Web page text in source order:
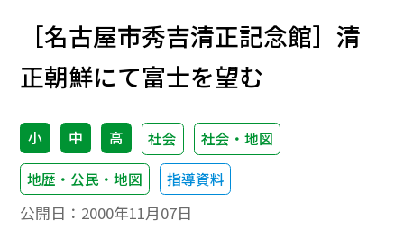
［名古屋市秀吉清正記念館］清
正朝鮮にて富士を望む
小 中 高 社会
社会・地図
地歴・公民・地図
指導資料
公開日： 2000年11月07日